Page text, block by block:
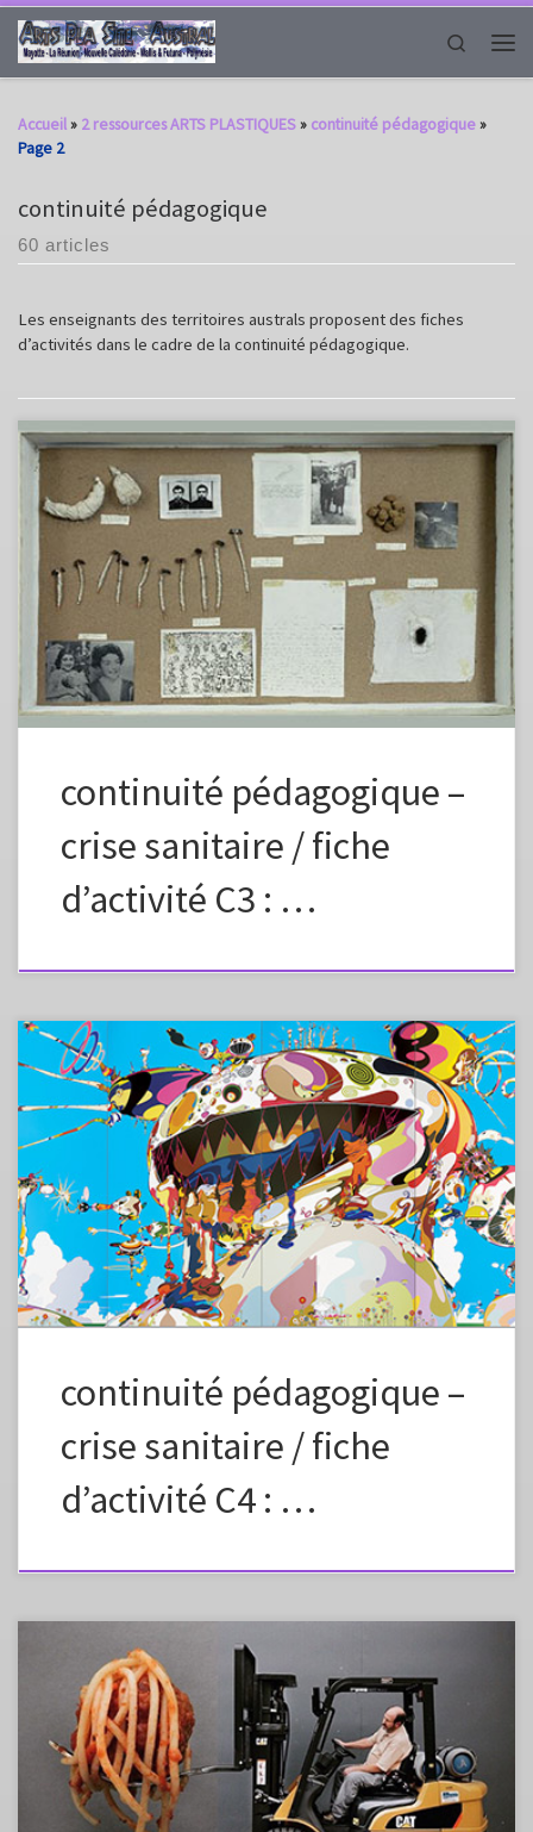
Passer au contenu
Search
Accueil» 2 ressources ARTS PLASTIQUES» continuité pédagogique»
Page 2
continuité pédagogique
60 articles
Les enseignants des territoires australs proposent des fiches
d’activités dans le cadre de la continuité pédagogique.
Fiche élaborée dans le cadre de la continuité pédagogique Fiche à
vous approprier en changeant la formulation, les images, en fonction
des capacités et des références de vos élèves. Préciser dans l’envoi aux
élèves que ce plan de travail est à effectuer en plusieurs étapes, un peu
chaque jour pour élaborer petit à petit une […]
continuité pédagogique –
crise sanitaire / fiche
d’activité C3 : …
Fiche élaborée dans le cadre de la continuité pédagogique Fiche à
vous approprier en changeant la formulation, les images, en fonction
des capacités et des références de vos élèves. Préciser dans l’envoi aux
élèves que ce plan de travail est à effectuer en plusieurs étapes, un peu
chaque jour pour élaborer petit à petit une […]
continuité pédagogique –
crise sanitaire / fiche
d’activité C4 : …
Fiche élaborée dans le cadre de la continuité pédagogique Fiche à
vous approprier en changeant la formulation, les images, en fonction
des capacités et des références de vos élèves. Préciser dans l’envoi aux
élèves que ce plan de travail est à effectuer en plusieurs étapes, un peu
chaque jour pour élaborer petit à petit une […]